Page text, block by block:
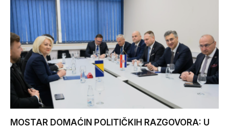
MOSTAR DOMAĆIN POLITIČKIH RAZGOVORA: U